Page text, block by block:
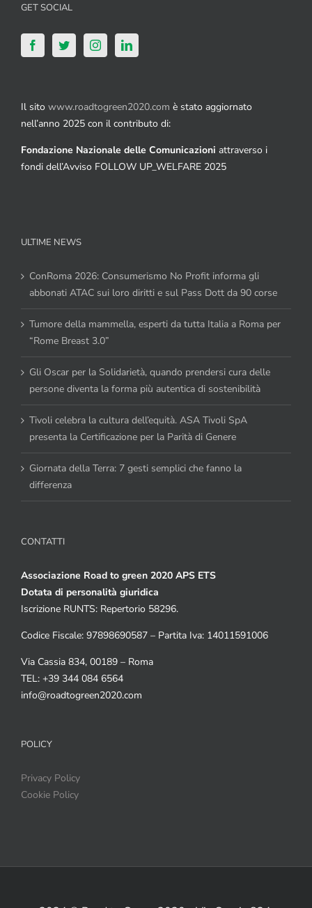
GET SOCIAL
Il sito www.roadtogreen2020.com è stato aggiornato
nell’anno 2025 con il contributo di:
Fondazione Nazionale delle Comunicazioni attraverso i
fondi dell’Avviso FOLLOW UP_WELFARE 2025
ULTIME NEWS
ConRoma 2026: Consumerismo No Profit informa gli
abbonati ATAC sui loro diritti e sul Pass Dott da 90 corse
Tumore della mammella, esperti da tutta Italia a Roma per
“Rome Breast 3.0”
Gli Oscar per la Solidarietà, quando prendersi cura delle
persone diventa la forma più autentica di sostenibilità
Tivoli celebra la cultura dell’equità. ASA Tivoli SpA
presenta la Certificazione per la Parità di Genere
Giornata della Terra: 7 gesti semplici che fanno la
differenza
CONTATTI
Associazione Road to green 2020 APS ETS
Dotata di personalità giuridica
Iscrizione RUNTS: Repertorio 58296.
Codice Fiscale: 97898690587 – Partita Iva: 14011591006
Via Cassia 834, 00189 – Roma
TEL: +39 344 084 6564
info@roadtogreen2020.com
POLICY
Privacy Policy
Cookie Policy